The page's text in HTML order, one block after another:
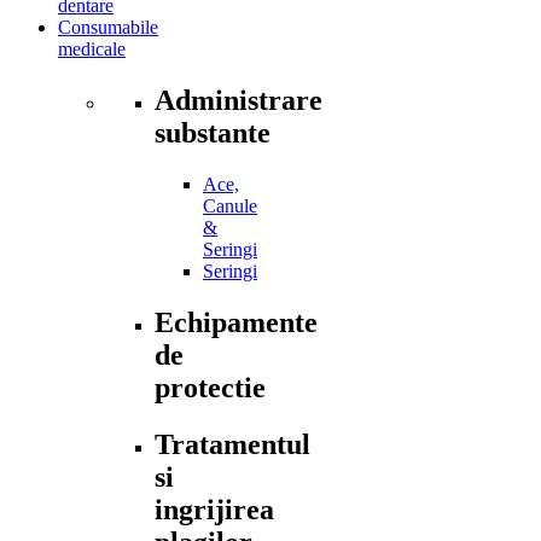
dentare
Consumabile
medicale
Administrare
substante
Ace,
Canule
&
Seringi
Seringi
Echipamente
de
protectie
Tratamentul
si
ingrijirea